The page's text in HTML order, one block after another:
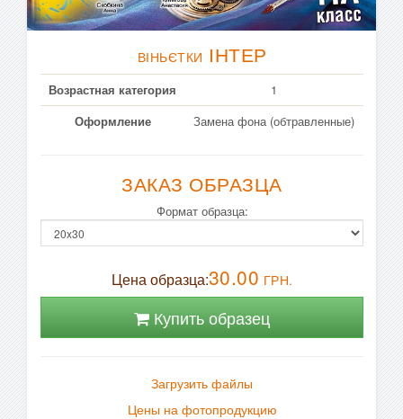
ВІНЬЄТКИ ІНТЕР
Возрастная категория
1
Оформление
Замена фона (обтравленные)
ЗАКАЗ ОБРАЗЦА
Формат образца:
Цена образца:30.00 ГРН.
Купить образец
Загрузить файлы
Цены на фотопродукцию